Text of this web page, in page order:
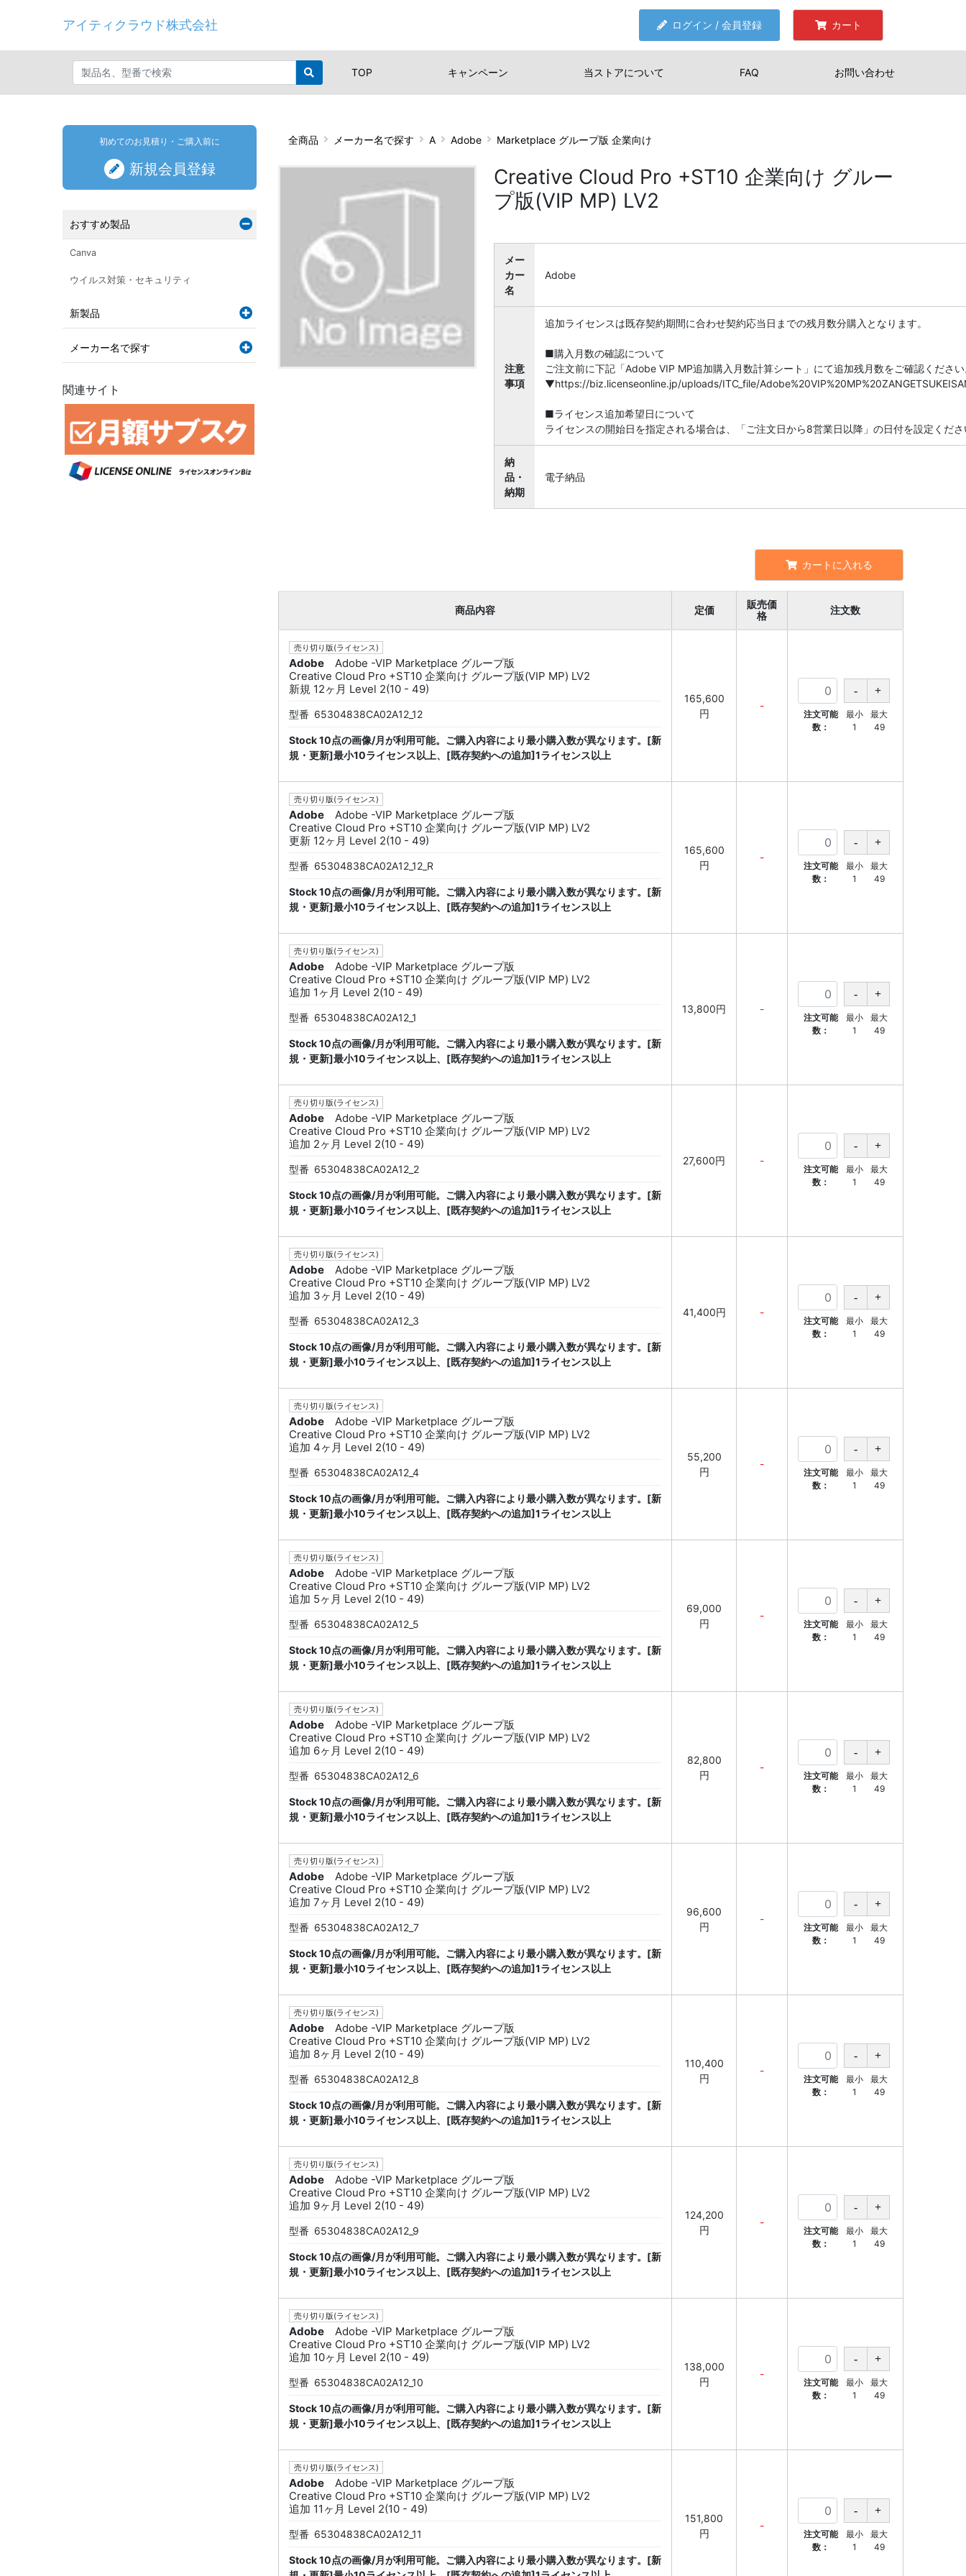
アイティクラウド株式会社 ログイン / 会員登録 カート
TOP キャンペーン 当ストアについて FAQ お問い合わせ
全商品 メーカー名で探す A Adobe Marketplace グループ版 企業向け
Creative Cloud Pro +ST10 企業向け グルー
プ版(VIP MP) LV2
メー
カー
名
Adobe
注意
事項
追加ライセンスは既存契約期間に合わせ契約応当日までの残月数分購入となります。
■購入月数の確認について
ご注文前に下記「Adobe VIP MP追加購入月数計算シート」にて追加残月数をご確認くださ
▼https://biz.licenseonline.jp/uploads/ITC_file/
■ライセンス追加希望日について
ライセンスの開始日を指定される場合は、「ご注文日から8営業日以降」の日付を設定くだ
納
品・
納期
電子納品
カートに入れる
商品内容 定価
販売価
格
注文数
売り切り版(ライセンス)
Adobe
Adobe -VIP Marketplace グループ版
Creative Cloud Pro +ST10 企業向け グループ版(VIP MP) LV2
新規 12ヶ月 Level 2(10 - 49)
型番 65304838CA02A12_12
Stock 10点の画像/月が利用可能。ご購入内容により最小購入数が異なります。[新
規・更新]最小10ライセンス以上、[既存契約への追加]1ライセンス以上
165,600
円
-
注文可能
数：
最小
1
最大
49
売り切り版(ライセンス)
Adobe
Adobe -VIP Marketplace グループ版
Creative Cloud Pro +ST10 企業向け グループ版(VIP MP) LV2
更新 12ヶ月 Level 2(10 - 49)
型番 65304838CA02A12_12_R
Stock 10点の画像/月が利用可能。ご購入内容により最小購入数が異なります。[新
規・更新]最小10ライセンス以上、[既存契約への追加]1ライセンス以上
165,600
円
-
注文可能
数：
最小
1
最大
49
売り切り版(ライセンス)
Adobe
Adobe -VIP Marketplace グループ版
Creative Cloud Pro +ST10 企業向け グループ版(VIP MP) LV2
追加 1ヶ月 Level 2(10 - 49)
型番 65304838CA02A12_1
Stock 10点の画像/月が利用可能。ご購入内容により最小購入数が異なります。[新
規・更新]最小10ライセンス以上、[既存契約への追加]1ライセンス以上
13,800円 -
注文可能
数：
最小
1
最大
49
売り切り版(ライセンス)
Adobe
Adobe -VIP Marketplace グループ版
Creative Cloud Pro +ST10 企業向け グループ版(VIP MP) LV2
追加 2ヶ月 Level 2(10 - 49)
型番 65304838CA02A12_2
Stock 10点の画像/月が利用可能。ご購入内容により最小購入数が異なります。[新
規・更新]最小10ライセンス以上、[既存契約への追加]1ライセンス以上
27,600円 -
注文可能
数：
最小
1
最大
49
売り切り版(ライセンス)
Adobe
Adobe -VIP Marketplace グループ版
Creative Cloud Pro +ST10 企業向け グループ版(VIP MP) LV2
追加 3ヶ月 Level 2(10 - 49)
型番 65304838CA02A12_3
Stock 10点の画像/月が利用可能。ご購入内容により最小購入数が異なります。[新
規・更新]最小10ライセンス以上、[既存契約への追加]1ライセンス以上
41,400円 -
注文可能
数：
最小
1
最大
49
売り切り版(ライセンス)
Adobe
Adobe -VIP Marketplace グループ版
Creative Cloud Pro +ST10 企業向け グループ版(VIP MP) LV2
追加 4ヶ月 Level 2(10 - 49)
型番 65304838CA02A12_4
Stock 10点の画像/月が利用可能。ご購入内容により最小購入数が異なります。[新
規・更新]最小10ライセンス以上、[既存契約への追加]1ライセンス以上
55,200
円
-
注文可能
数：
最小
1
最大
49
売り切り版(ライセンス)
Adobe
Adobe -VIP Marketplace グループ版
Creative Cloud Pro +ST10 企業向け グループ版(VIP MP) LV2
追加 5ヶ月 Level 2(10 - 49)
型番 65304838CA02A12_5
Stock 10点の画像/月が利用可能。ご購入内容により最小購入数が異なります。[新
規・更新]最小10ライセンス以上、[既存契約への追加]1ライセンス以上
69,000
円
-
注文可能
数：
最小
1
最大
49
売り切り版(ライセンス)
Adobe
Adobe -VIP Marketplace グループ版
Creative Cloud Pro +ST10 企業向け グループ版(VIP MP) LV2
追加 6ヶ月 Level 2(10 - 49)
型番 65304838CA02A12_6
Stock 10点の画像/月が利用可能。ご購入内容により最小購入数が異なります。[新
規・更新]最小10ライセンス以上、[既存契約への追加]1ライセンス以上
82,800
円
-
注文可能
数：
最小
1
最大
49
売り切り版(ライセンス)
Adobe
Adobe -VIP Marketplace グループ版
Creative Cloud Pro +ST10 企業向け グループ版(VIP MP) LV2
追加 7ヶ月 Level 2(10 - 49)
型番 65304838CA02A12_7
Stock 10点の画像/月が利用可能。ご購入内容により最小購入数が異なります。[新
規・更新]最小10ライセンス以上、[既存契約への追加]1ライセンス以上
96,600
円
-
注文可能
数：
最小
1
最大
49
売り切り版(ライセンス)
Adobe
Adobe -VIP Marketplace グループ版
Creative Cloud Pro +ST10 企業向け グループ版(VIP MP) LV2
追加 8ヶ月 Level 2(10 - 49)
型番 65304838CA02A12_8
Stock 10点の画像/月が利用可能。ご購入内容により最小購入数が異なります。[新
規・更新]最小10ライセンス以上、[既存契約への追加]1ライセンス以上
110,400
円
-
注文可能
数：
最小
1
最大
49
売り切り版(ライセンス)
Adobe
Adobe -VIP Marketplace グループ版
Creative Cloud Pro +ST10 企業向け グループ版(VIP MP) LV2
追加 9ヶ月 Level 2(10 - 49)
型番 65304838CA02A12_9
Stock 10点の画像/月が利用可能。ご購入内容により最小購入数が異なります。[新
規・更新]最小10ライセンス以上、[既存契約への追加]1ライセンス以上
124,200
円
-
注文可能
数：
最小
1
最大
49
売り切り版(ライセンス)
Adobe
Adobe -VIP Marketplace グループ版
Creative Cloud Pro +ST10 企業向け グループ版(VIP MP) LV2
追加 10ヶ月 Level 2(10 - 49)
型番 65304838CA02A12_10
Stock 10点の画像/月が利用可能。ご購入内容により最小購入数が異なります。[新
規・更新]最小10ライセンス以上、[既存契約への追加]1ライセンス以上
138,000
円
-
注文可能
数：
最小
1
最大
49
売り切り版(ライセンス)
Adobe
Adobe -VIP Marketplace グループ版
Creative Cloud Pro +ST10 企業向け グループ版(VIP MP) LV2
追加 11ヶ月 Level 2(10 - 49)
型番 65304838CA02A12_11
Stock 10点の画像/月が利用可能。ご購入内容により最小購入数が異なります。[新
151,800
円
-
注文可能
数：
最小
1
最大
49
初めてのお見積り・ご購入前に
新規会員登録
おすすめ製品
Canva
ウイルス対策・セキュリティ
新製品
メーカー名で探す
関連サイト